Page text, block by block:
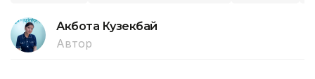
Акбота Кузекбай
Автор